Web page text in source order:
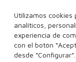
Utilizamos
analíticos,
experiencia de
con el botón
desde